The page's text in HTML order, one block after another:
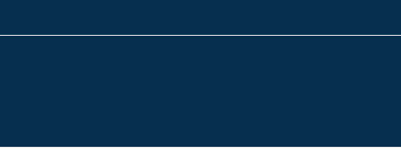
content